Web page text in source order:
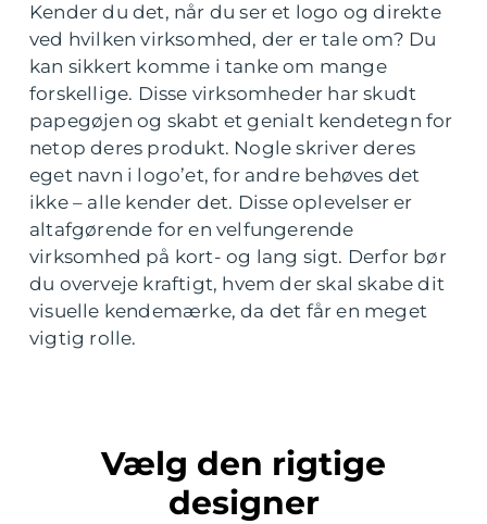
Kender du det, når du ser et logo og direkte
ved hvilken virksomhed, der er tale om? Du
kan sikkert komme i tanke om mange
forskellige. Disse virksomheder har skudt
papegøjen og skabt et genialt kendetegn for
netop deres produkt. Nogle skriver deres
eget navn i logo’et, for andre behøves det
ikke – alle kender det. Disse oplevelser er
altafgørende for en velfungerende
virksomhed på kort- og lang sigt. Derfor bør
du overveje kraftigt, hvem der skal skabe dit
visuelle kendemærke, da det får en meget
vigtig rolle.
Vælg den rigtige
designer